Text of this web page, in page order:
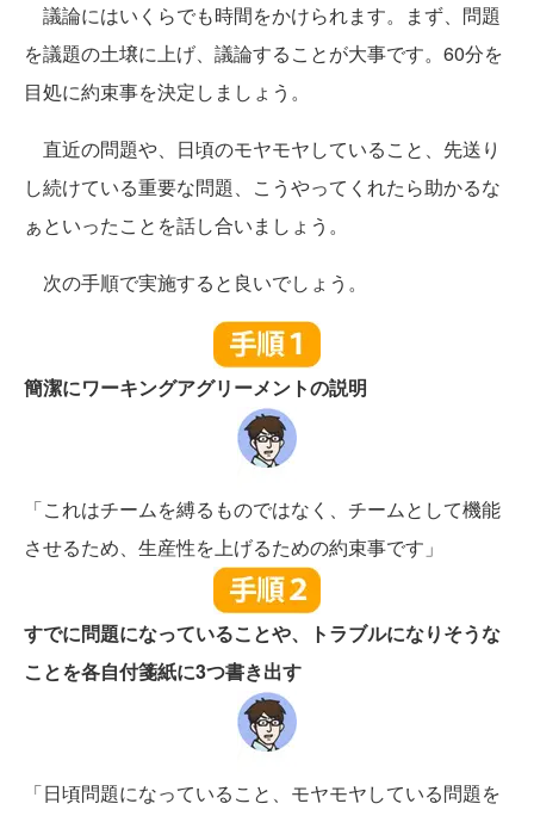
議論にはいくらでも時間をかけられます。まず、問題
を議題の土壌に上げ、議論することが大事です。60分を
目処に約束事を決定しましょう。
直近の問題や、日頃のモヤモヤしていること、先送り
し続けている重要な問題、こうやってくれたら助かるな
ぁといったことを話し合いましょう。
次の手順で実施すると良いでしょう。
簡潔にワーキングアグリーメントの説明
「これはチームを縛るものではなく、チームとして機能
させるため、生産性を上げるための約束事です」
すでに問題になっていることや、トラブルになりそうな
ことを各自付箋紙に3つ書き出す
「日頃問題になっていること、モヤモヤしている問題を